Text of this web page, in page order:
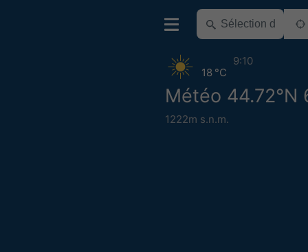
Météo 44.72°N
1222m s.n.m.
18 °C
9:10